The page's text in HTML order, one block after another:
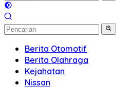
Berita Otomotif
Berita Olahraga
Kejahatan
Nissan